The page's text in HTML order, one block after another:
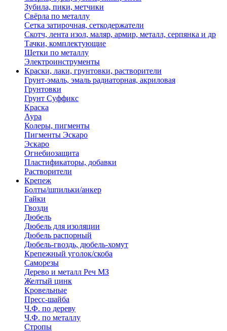
Зубила, пики, метчики
Свёрла по металлу
Сетка затирочная, сеткодержатели
Скотч, лента изол, маляр, армир, металл, серпянка и др
Тачки, комплектующие
Щетки по металлу
Электроинструменты
Краски, лаки, грунтовки, растворители
Грунт-эмаль, эмаль радиаторная, акриловая
Грунтовки
Грунт Суффикс
Краска
Аура
Колеры, пигменты
Пигменты Эскаро
Эскаро
Огнебиозащита
Пластификаторы, добавки
Растворители
Крепеж
Болты/шпильки/анкер
Гайки
Гвозди
Дюбель
Дюбель для изоляции
Дюбель распорный
Дюбель-гвоздь, дюбель-хомут
Крепежный уголок/скоба
Саморезы
Дерево и металл Реч МЗ
Желтый цинк
Кровельные
Пресс-шайба
Ч.Ф. по дереву
Ч.Ф. по металлу
Стропы